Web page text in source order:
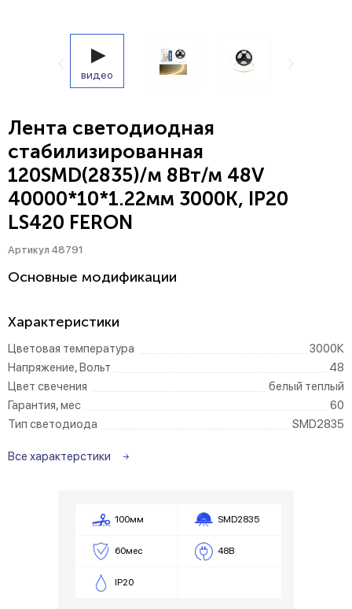
видео
Лента светодиодная
стабилизированная
120SMD(2835)/м 8Вт/м 48V
40000*10*1.22мм 3000К, IP20
LS420 FERON
Артикул 48791
Основные модификации
Характеристики
Цветовая температура
3000К
Напряжение, Вольт
48
Цвет свечения
белый теплый
Гарантия, мес
60
Тип светодиода
SMD2835
Все характерстики
100мм SMD2835
60мес 48В
IP20